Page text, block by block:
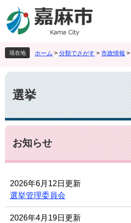
ジ
先
頭
す
。
ュ
を
飛
し
て
本
文
へ
現在地 ホーム > 分類でさがす > 市政情報 >
本
文
選挙
お知らせ
2026年6月12日更新
選挙管理委員会
2026年4月19日更新